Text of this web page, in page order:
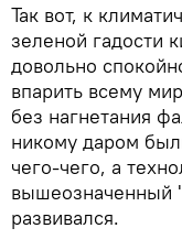
Так вот, к
зеленой гадости
довольно
впарить всему
без нагнетания
никому даром
чего-чего, а
вышеозначенный
развивался.